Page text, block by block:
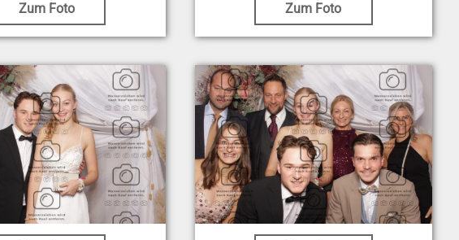
Zum Foto Zum Foto